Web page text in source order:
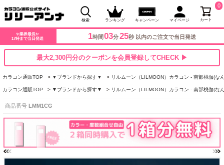
検索 ランキング キャンペーン マイページ カート
0
✨業界最長✨
17時まで当日発送
1時間 03分24秒 以内のご注文で当日発送
最大2,300円分のクーポンを会員登録してCHECK ▶
カラコン通販TOP ▼ブランドから探す▼ リルムーン（LILMOON）カラコン - 南部桃伽(な
カラコン通販TOP ▼ブランドから探す▼ リルムーン（LILMOON）カラコン - 南部桃伽(な
商品番号 LMM1CG